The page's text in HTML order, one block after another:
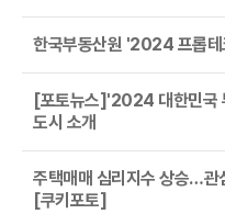
한국부동산원 '2024 프롭테
[포토뉴스]'2024 대한민국
도시 소개
주택매매 심리지수 상승…관
[쿠키포토]